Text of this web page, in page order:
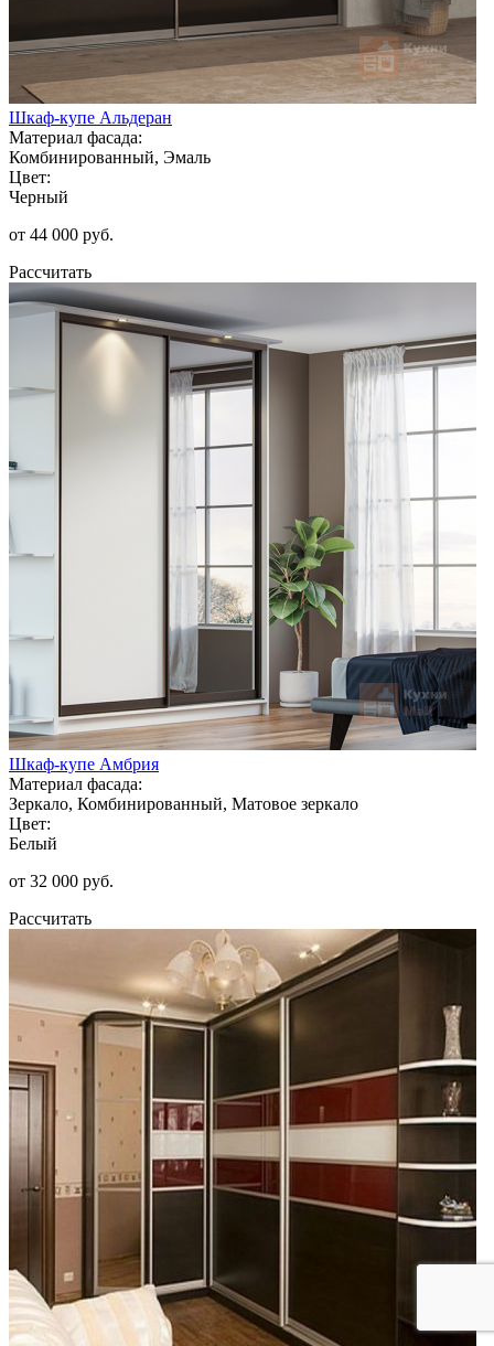
Шкаф-купе Альдеран
Материал фасада:
Комбинированный, Эмаль
Цвет:
Черный
от 44 000 руб.
Рассчитать
Шкаф-купе Амбрия
Материал фасада:
Зеркало, Комбинированный, Матовое зеркало
Цвет:
Белый
от 32 000 руб.
Рассчитать